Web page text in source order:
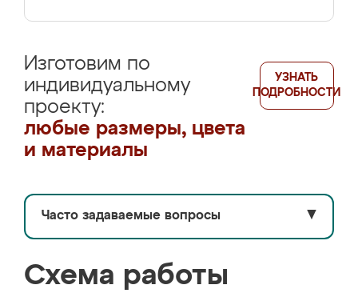
Изготовим по
индивидуальному
проекту:
любые размеры, цвета
и материалы
УЗНАТЬ
ПОДРОБНОСТИ
Часто задаваемые вопросы ▼
Схема работы